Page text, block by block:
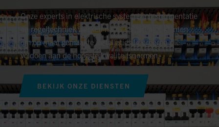
Onze experts in elektrische systemen, instrumentatie
en regeltechniek werken nauw samen met klanten
om op maat gemaakte installaties te creëren die
voldoen aan de hoogste kwaliteitsnormen.
BEKIJK ONZE DIENSTEN